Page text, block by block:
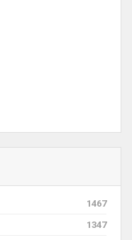
1467
1347